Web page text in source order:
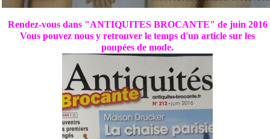
Rendez-vous dans "ANTIQUITES BROCANTE" de juin 2016
Vous pouvez nous y retrouver le temps d'un article sur les
poupées de mode.